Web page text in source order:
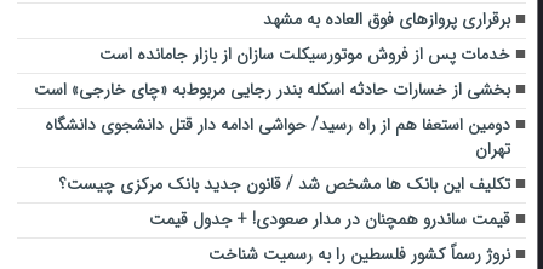
برقراری پروازهای فوق العاده به مشهد
خدمات پس از فروش موتورسیکلت سازان از بازار جامانده است
بخشی از خسارات حادثه اسکله بندر رجایی مربوط‌به «چای خارجی» است
دومین استعفا هم از راه رسید/ حواشی ادامه دار قتل دانشجوی دانشگاه
تهران
تکلیف این بانک ها مشخص شد / قانون جدید بانک مرکزی چیست؟
قیمت ساندرو همچنان در مدار صعودی! + جدول قیمت
نروژ رسماً کشور فلسطین را به رسمیت شناخت